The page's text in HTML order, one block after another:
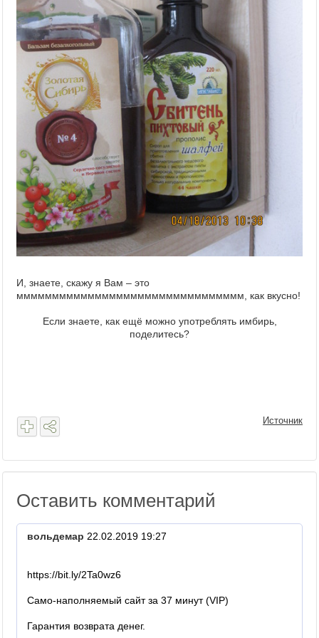
И, знаете, скажу я Вам – это
мммммммммммммммммммммммммммммммм, как вкусно!
Если знаете, как ещё можно употреблять имбирь,
поделитесь?
Источник
Оставить комментарий
вольдемар 22.02.2019 19:27
https://bit.ly/2Ta0wz6
Само-наполняемый сайт за 37 минут (VIP)
Гарантия возврата денег.